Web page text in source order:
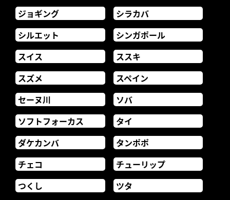
ジョギング
シラカバ
シルエット
シンガポール
スイス
ススキ
スズメ
スペイン
セーヌ川
ソバ
ソフトフォーカス
タイ
ダケカンバ
タンポポ
チェコ
チューリップ
つくし
ツタ